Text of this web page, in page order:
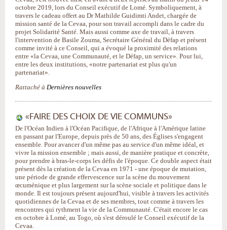
octobre 2019, lors du Conseil exécutif de Lomé. Symboliquement, à
travers le cadeau offert au Dr Mathilde Guidimti Andet, chargée de
mission santé de la Cevaa, pour son travail accompli dans le cadre du
projet Solidarité Santé. Mais aussi comme axe de travail, à travers
l'intervention de Basile Zouma, Secrétaire Général du Défap et présent
comme invité à ce Conseil, qui a évoqué la proximité des relations
entre «la Cevaa, une Communauté, et le Défap, un service». Pour lui,
entre les deux institutions, «notre partenariat est plus qu'un
partenariat».
Rattaché à Dernières nouvelles
«FAIRE DES CHOIX DE VIE COMMUNS»
De l'Océan Indien à l'Océan Pacifique, de l'Afrique à l'Amérique latine
en passant par l'Europe, depuis près de 50 ans, des Églises s'engagent
ensemble. Pour avancer d'un même pas au service d'un même idéal, et
vivre la mission ensemble ; mais aussi, de manière pratique et concrète,
pour prendre à bras-le-corps les défis de l'époque. Ce double aspect était
présent dès la création de la Cevaa en 1971 - une époque de mutation,
une période de grande effervescence sur la scène du mouvement
œcuménique et plus largement sur la scène sociale et politique dans le
monde. Il est toujours présent aujourd'hui, visible à travers les activités
quotidiennes de la Cevaa et de ses membres, tout comme à travers les
rencontres qui rythment la vie de la Communauté. C'était encore le cas
en octobre à Lomé, au Togo, où s'est déroulé le Conseil exécutif de la
Cevaa.